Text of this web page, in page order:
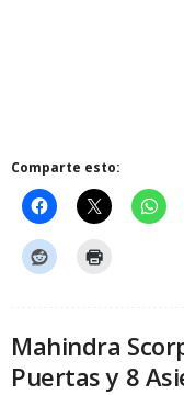
Comparte esto:
Mahindra
Puertas y 8